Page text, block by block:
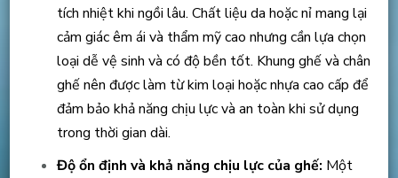
tích nhiệt khi ngồi lâu. Chất liệu da hoặc nỉ mang lại
cảm giác êm ái và thẩm mỹ cao nhưng cần lựa chọn
loại dễ vệ sinh và có độ bền tốt. Khung ghế và chân
ghế nên được làm từ kim loại hoặc nhựa cao cấp để
đảm bảo khả năng chịu lực và an toàn khi sử dụng
trong thời gian dài.
Độ ổn định và khả năng chịu lực của ghế: Một